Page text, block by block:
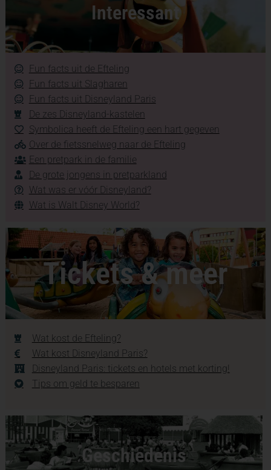
Interessant
Fun facts uit de Efteling
Fun facts uit Slagharen
Fun facts uit Disneyland Paris
De zes Disneyland-kastelen
Symbolica heeft de Efteling een hart gegeven
Over de fietssnelweg naar de Efteling
Een pretpark in de familie
De grote jongens in pretparkland
Wat was er vóór Disneyland?
Wat is Walt Disney World?
Tickets & meer
Wat kost de Efteling?
Wat kost Disneyland Paris?
Disneyland Paris: tickets en hotels met korting!
Tips om geld te besparen
Geschiedenis